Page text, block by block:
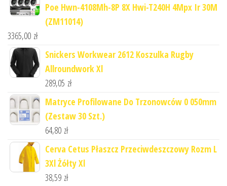
Poe Hwn-4108Mh-8P 8X Hwi-T240H 4Mpx Ir 30M
(ZM11014)
3365,00 zł
Snickers Workwear 2612 Koszulka Rugby
Allroundwork Xl
289,05 zł
Matryce Profilowane Do Trzonowców 0 050mm
(Zestaw 30 Szt.)
64,80 zł
Cerva Cetus Płaszcz Przeciwdeszczowy Rozm L
3Xl Żółty Xl
38,59 zł